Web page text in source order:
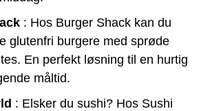
: Hos Burger Shack kan du
glutenfri burgere med sprøde
En perfekt løsning til en hurtig
måltid.
: Elsker du sushi? Hos Sushi